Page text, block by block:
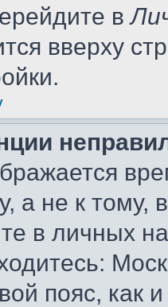
в
вверху
а не к тому,
в личных
пояс, как